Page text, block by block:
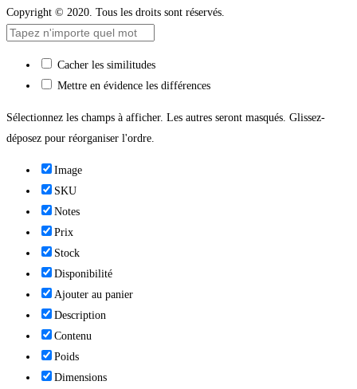
Copyright © 2020. Tous les droits sont réservés.
Cacher les similitudes
Mettre en évidence les différences
Sélectionnez les champs à afficher. Les autres seront masqués. Glissez-
déposez pour réorganiser l'ordre.
Image
SKU
Notes
Prix
Stock
Disponibilité
Ajouter au panier
Description
Contenu
Poids
Dimensions